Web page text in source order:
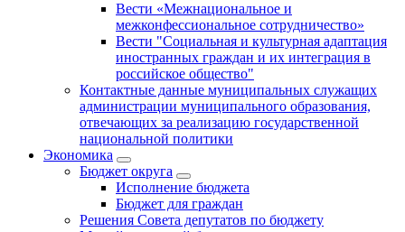
Вести «Межнациональное и
межконфессиональное сотрудничество»
Вести "Социальная и культурная адаптация
иностранных граждан и их интеграция в
российское общество"
Контактные данные муниципальных служащих
администрации муниципального образования,
отвечающих за реализацию государственной
национальной политики
Экономика
Бюджет округa
Исполнение бюджета
Бюджет для граждан
Решения Совета депутатов по бюджету